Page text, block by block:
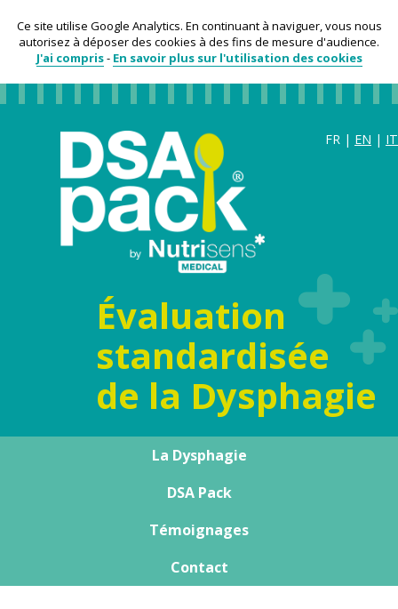
Ce site utilise Google Analytics. En continuant à naviguer, vous nous
autorisez à déposer des cookies à des fins de mesure d'audience.
J'ai compris- En savoir plus sur l'utilisation des cookies
FR | EN | IT
Évaluation
standardisée
de la Dysphagie
La Dysphagie
Qu’est-ce que la Dysphagie ?
Notre expert
Agir au quotidien
DSA Pack
Le DSA Pack
Le guide des produits
Témoignages
Contact